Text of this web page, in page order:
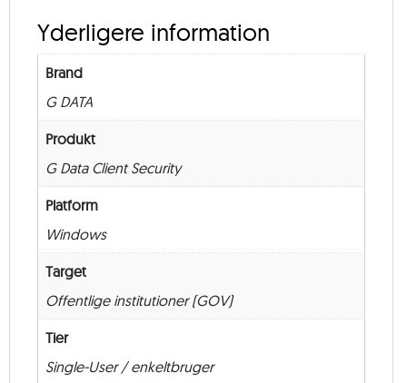
–
–
36
Yderligere information
Brand
G DATA
Produkt
G Data Client Security
Platform
Windows
Target
Offentlige institutioner (GOV)
Tier
Single-User / enkeltbruger